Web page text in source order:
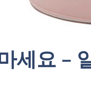
세요 –